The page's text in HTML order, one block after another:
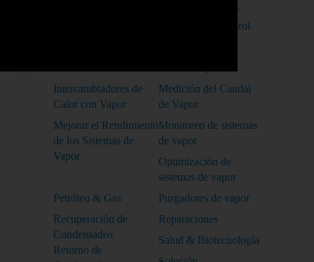
Dimensionado De
Válvulas De Control
Intercambiadores de
Calor con Vapor
Medición del Caudal
de Vapor
Mejorar el Rendimiento
de los Sistemas de
Vapor
Monitoreo de sistemas
de vapor
Optimización de
sistemas de vapor
Petróleo & Gas
Purgadores de vapor
Recuperación de
Condensados
Retorno de
Reparaciones
Salud & Biotecnología